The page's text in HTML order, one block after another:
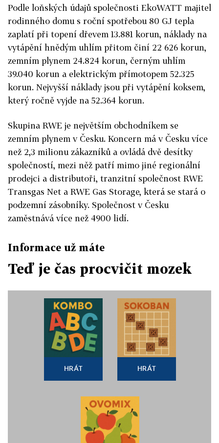
Podle loňských údajů společnosti EkoWATT majitel
rodinného domu s roční spotřebou 80 GJ tepla
zaplatí při topení dřevem 13.881 korun, náklady na
vytápění hnědým uhlím přitom činí 22 626 korun,
zemním plynem 24.824 korun, černým uhlím
39.040 korun a elektrickým přímotopem 52.325
korun. Nejvyšší náklady jsou při vytápění koksem,
který ročně vyjde na 52.364 korun.
Skupina RWE je největším obchodníkem se
zemním plynem v Česku. Koncern má v Česku více
než 2,3 milionu zákazníků a ovládá dvě desítky
společností, mezi něž patří mimo jiné regionální
prodejci a distributoři, tranzitní společnost RWE
Transgas Net a RWE Gas Storage, která se stará o
podzemní zásobníky. Společnost v Česku
zaměstnává více než 4900 lidí.
Informace už máte
Teď je čas procvičit mozek
HRÁT HRÁT